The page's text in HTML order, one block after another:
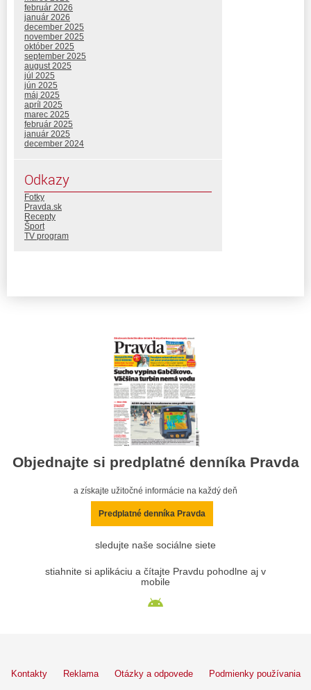
február 2026
január 2026
december 2025
november 2025
október 2025
september 2025
august 2025
júl 2025
jún 2025
máj 2025
apríl 2025
marec 2025
február 2025
január 2025
december 2024
Odkazy
Fotky
Pravda.sk
Recepty
Šport
TV program
Objednajte si predplatné denníka Pravda
a získajte užitočné informácie na každý deň
Predplatné denníka Pravda
sledujte naše sociálne siete
stiahnite si aplikáciu a čítajte Pravdu pohodlne aj v
mobile
Kontakty Reklama Otázky a odpovede Podmienky používania